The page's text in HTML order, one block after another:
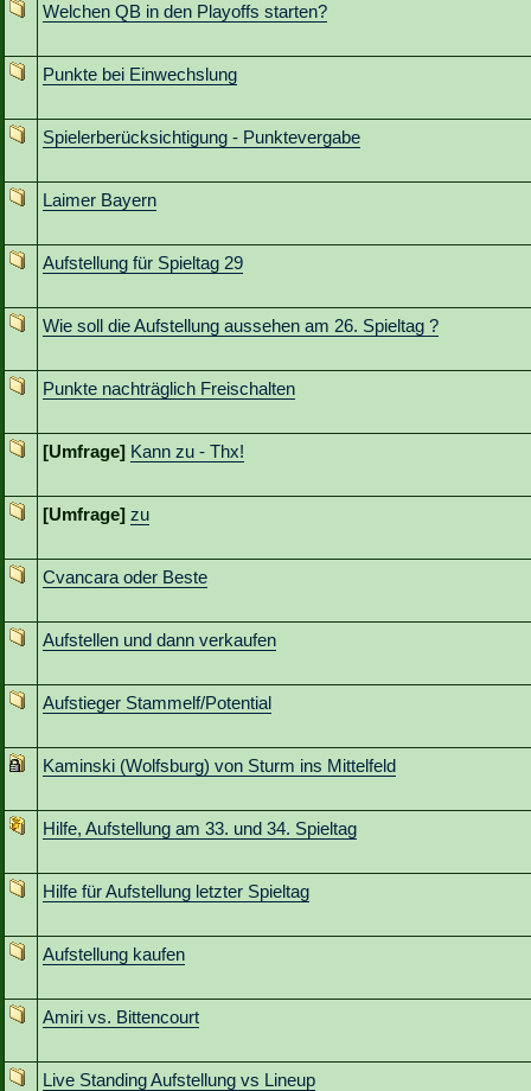
Welchen QB in den Playoffs starten?
Punkte bei Einwechslung
Spielerberücksichtigung - Punktevergabe
Laimer Bayern
Aufstellung für Spieltag 29
Wie soll die Aufstellung aussehen am 26. Spieltag ?
Punkte nachträglich Freischalten
[Umfrage] Kann zu - Thx!
[Umfrage] zu
Cvancara oder Beste
Aufstellen und dann verkaufen
Aufstieger Stammelf/Potential
Kaminski (Wolfsburg) von Sturm ins Mittelfeld
Hilfe, Aufstellung am 33. und 34. Spieltag
Hilfe für Aufstellung letzter Spieltag
Aufstellung kaufen
Amiri vs. Bittencourt
Live Standing Aufstellung vs Lineup